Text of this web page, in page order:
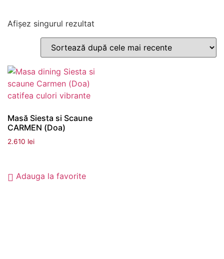
Afișez singurul rezultat
Masă Siesta si Scaune
CARMEN (Doa)
2.610 lei
Adauga la favorite